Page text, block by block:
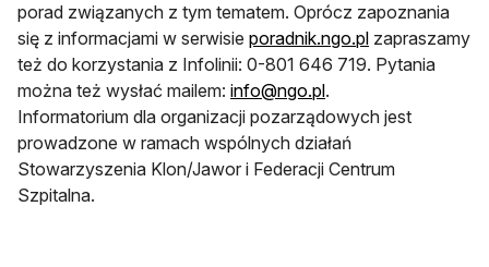
porad związanych z tym tematem. Oprócz zapoznania
się z informacjami w serwisie poradnik.ngo.plotwiera się w
zapraszamy
też do korzystania z Infolinii: 0-801 646 719. Pytania
można też wysłać mailem: info@ngo.pl.
Informatorium dla organizacji pozarządowych jest
prowadzone w ramach wspólnych działań
Stowarzyszenia Klon/Jawor i Federacji Centrum
Szpitalna.